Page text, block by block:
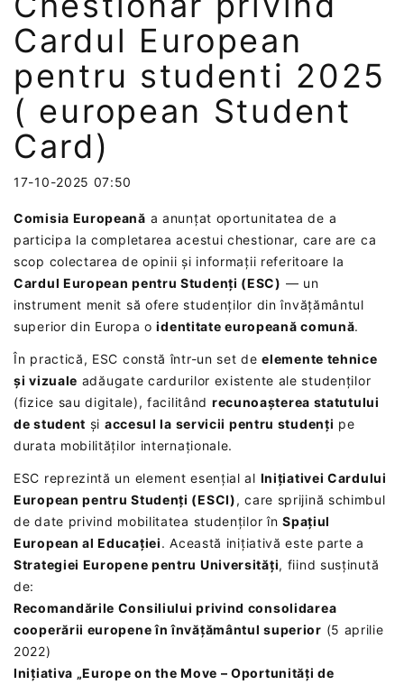
Cardul European
pentru studenti 2025
( european Student
Card)
17-10-2025 07:50
Comisia Europeană a anunțat oportunitatea de a
participa la completarea acestui chestionar, care are ca
scop colectarea de opinii și informații referitoare la
Cardul European pentru Studenți (ESC) — un
instrument menit să ofere studenților din învățământul
superior din Europa oidentitate europeană comună.
În practică, ESC constă într-un set deelemente tehnice
și vizuale adăugate cardurilor existente ale studenților
(fizice sau digitale), facilitând recunoașterea statutului
de student și accesul la servicii pentru studenți pe
durata mobilităților internaționale.
ESC reprezintă un element esențial al Inițiativei Cardului
European pentru Studenți (ESCI), care sprijină schimbul
de date privind mobilitatea studenților înSpațiul
European al Educației. Această inițiativă este parte a
Strategiei Europene pentru Universități, fiind susținută
de:
Recomandările Consiliului privind consolidarea
cooperării europene în învățământul superior (5 aprilie
2022)
Inițiativa „Europe on the Move – Oportunități de